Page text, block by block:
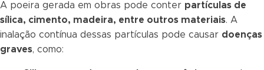
A poeira gerada em obras pode conter partículas de
sílica, cimento, madeira, entre outros materiais. A
inalação contínua dessas partículas pode causar doenças
graves, como: